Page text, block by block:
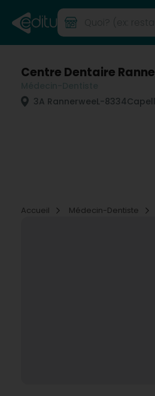
Centre Dentaire
3A RannerweeL-8334
Accueil
Médecin-Dentiste